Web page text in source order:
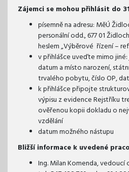
Zájemci se mohou přihlásit do
písemně na adresu: MěÚ
personální odd., 677 01
heslem „Výběrové řízení –
v přihlášce uveďte mimo
datum a místo narození,
trvalého pobytu, číslo OP,
k přihlášce připojte
výpisu z evidence Rejstříku
ověřenou kopii dokladu o
vzdělání
datum možného nástupu
Bližší informace k uvedené
Ing. Milan Komenda, vedoucí